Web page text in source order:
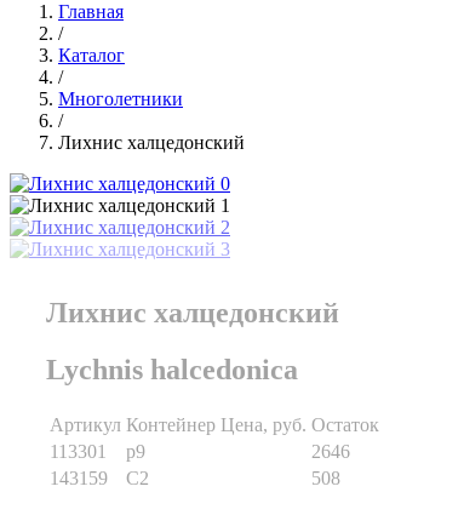
Главная
/
Каталог
/
Многолетники
/
Лихнис халцедонский
Лихнис халцедонский
Lychnis halcedonica
Артикул Контейнер Цена, руб. Остаток
113301
p9
2646
143159
C2
508